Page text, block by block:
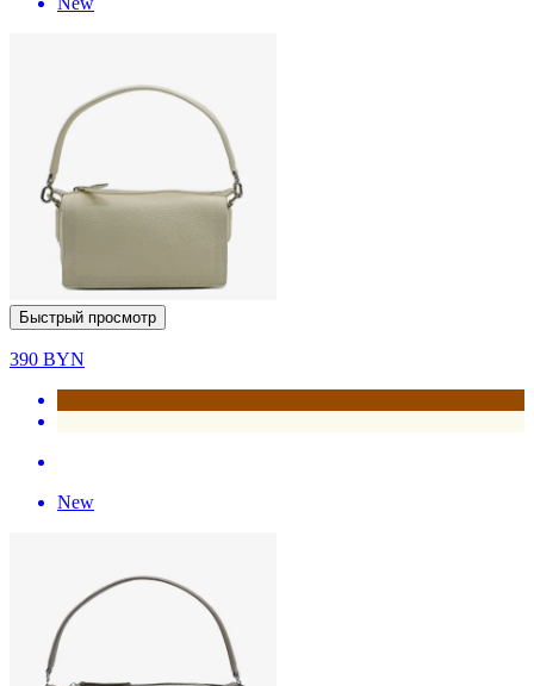
Быстрый просмотр
390 BYN
New